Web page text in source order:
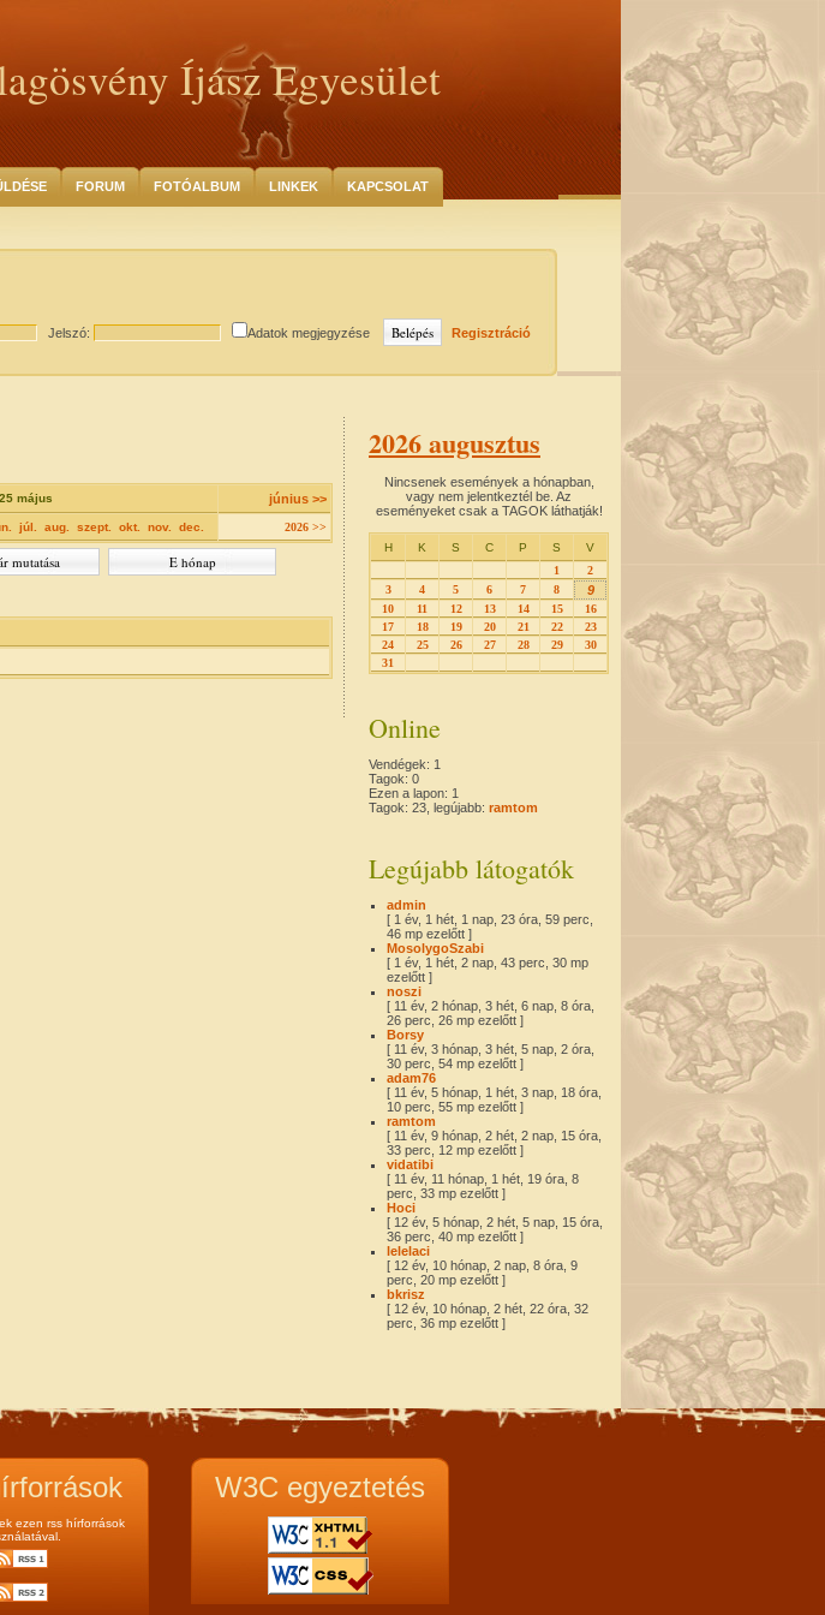
Íjász Egyesület
FORUM FOTÓALBUM LINKEK KAPCSOLAT
Jelszó: Adatok megjegyzése Regisztráció
május június >>
júl. aug. szept. okt. nov. dec. 2026 >>
2026 augusztus
Nincsenek események a hónapban,
vagy nem jelentkeztél be. Az
eseményeket csak a TAGOK láthatják!
H K S C P S
V
1
2
3
4 5 6 7 8 9
10 11 12 13 14 15
16
17
18 19 20 21 22
23
24
25 26 27 28 29
30
31
Online
Vendégek: 1
Tagok: 0
Ezen a lapon: 1
Tagok: 23, legújabb: ramtom
Legújabb látogatók
admin
[ 1 év, 1 hét, 1 nap, 23 óra, 59 perc,
46 mp ezelőtt ]
MosolygoSzabi
[ 1 év, 1 hét, 2 nap, 43 perc, 30 mp
ezelőtt ]
noszi
[ 11 év, 2 hónap, 3 hét, 6 nap, 8 óra,
26 perc, 26 mp ezelőtt ]
Borsy
[ 11 év, 3 hónap, 3 hét, 5 nap, 2 óra,
30 perc, 54 mp ezelőtt ]
adam76
[ 11 év, 5 hónap, 1 hét, 3 nap, 18 óra,
10 perc, 55 mp ezelőtt ]
ramtom
[ 11 év, 9 hónap, 2 hét, 2 nap, 15 óra,
33 perc, 12 mp ezelőtt ]
vidatibi
[ 11 év, 11 hónap, 1 hét, 19 óra, 8
perc, 33 mp ezelőtt ]
Hoci
[ 12 év, 5 hónap, 2 hét, 5 nap, 15 óra,
36 perc, 40 mp ezelőtt ]
lelelaci
[ 12 év, 10 hónap, 2 nap, 8 óra, 9
perc, 20 mp ezelőtt ]
bkrisz
[ 12 év, 10 hónap, 2 hét, 22 óra, 32
perc, 36 mp ezelőtt ]
ezen rss hírforrások
W3C egyeztetés